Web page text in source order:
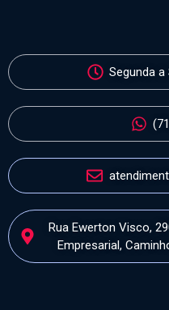
Segunda a
Rua Ewerton Visco,
Empresarial,